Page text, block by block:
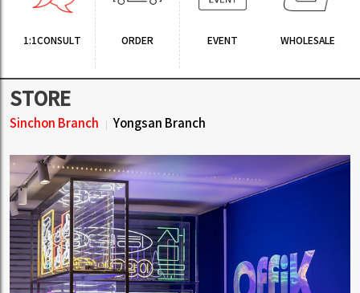
1:1CONSULT ORDER EVENT WHOLESALE
STORE
Sinchon Branch Yongsan Branch